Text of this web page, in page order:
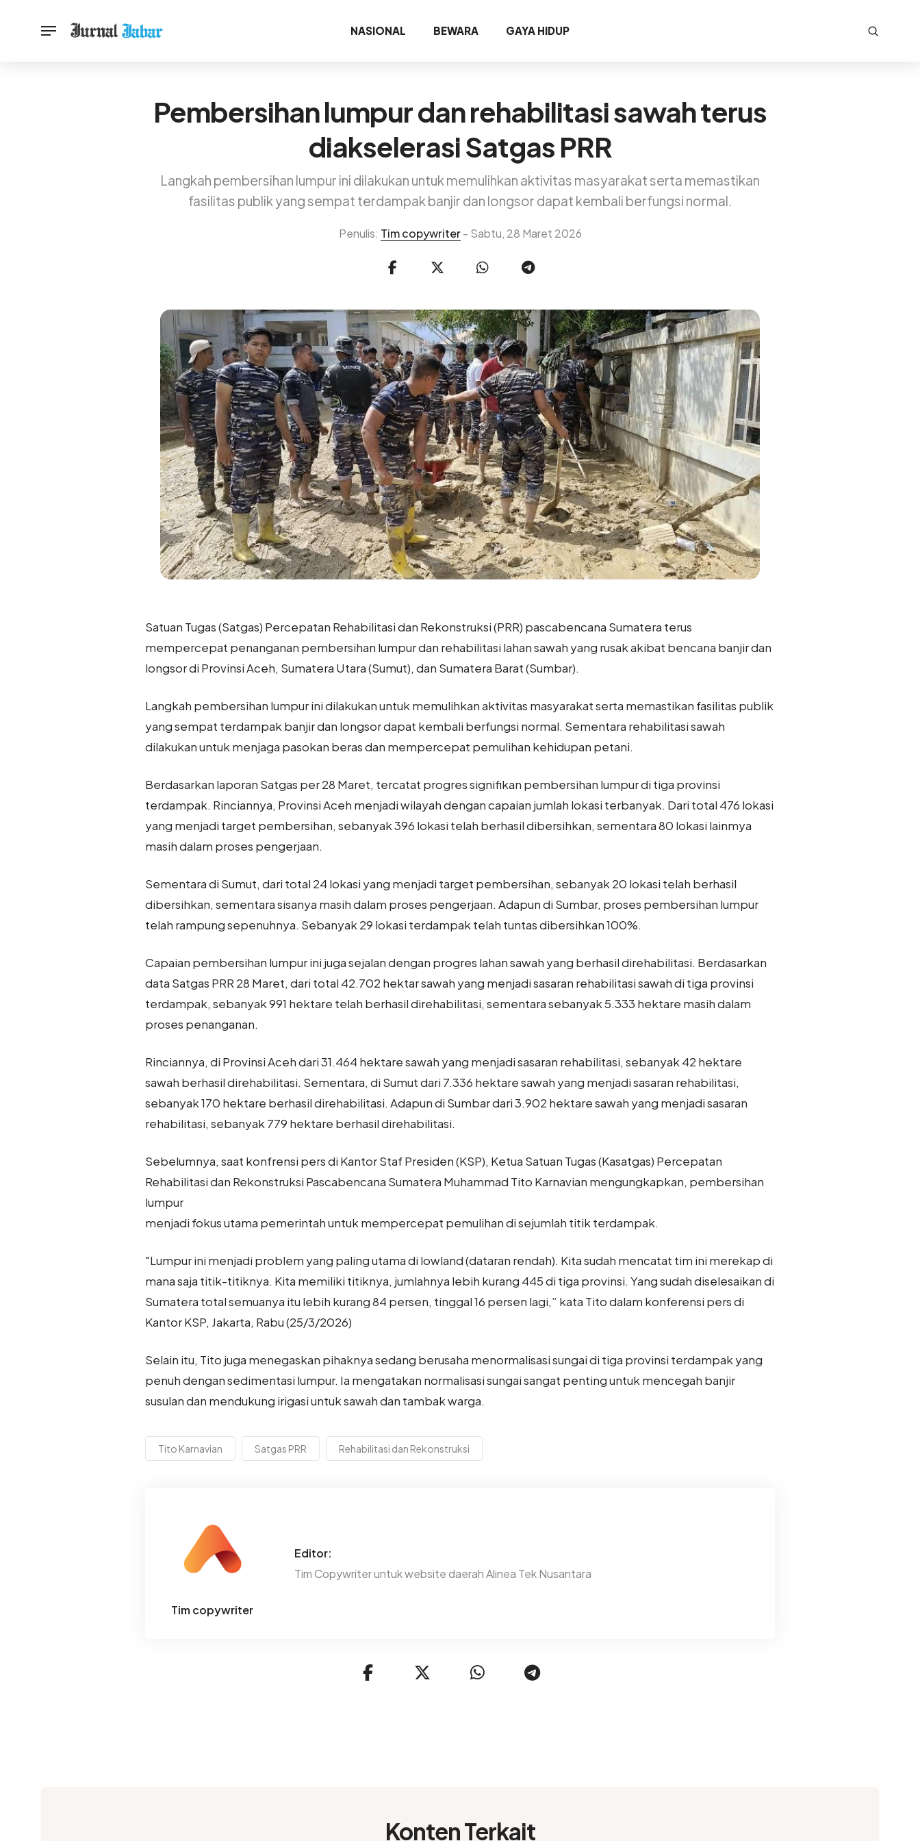
NASIONAL BEWARA GAYA HIDUP
Pembersihan lumpur dan rehabilitasi sawah terus
diakselerasi Satgas PRR
Langkah pembersihan lumpur ini dilakukan untuk memulihkan aktivitas masyarakat serta memastikan
fasilitas publik yang sempat terdampak banjir dan longsor dapat kembali berfungsi normal.
Penulis: Tim copywriter- Sabtu, 28 Maret 2026
Satuan Tugas (Satgas) Percepatan Rehabilitasi dan Rekonstruksi (PRR) pascabencana Sumatera terus
mempercepat penanganan pembersihan lumpur dan rehabilitasi lahan sawah yang rusak akibat bencana banjir dan
longsor di Provinsi Aceh, Sumatera Utara (Sumut), dan Sumatera Barat (Sumbar).
Langkah pembersihan lumpur ini dilakukan untuk memulihkan aktivitas masyarakat serta memastikan fasilitas publik
yang sempat terdampak banjir dan longsor dapat kembali berfungsi normal. Sementara rehabilitasi sawah
dilakukan untuk menjaga pasokan beras dan mempercepat pemulihan kehidupan petani.
Berdasarkan laporan Satgas per 28 Maret, tercatat progres signifikan pembersihan lumpur di tiga provinsi
terdampak. Rinciannya, Provinsi Aceh menjadi wilayah dengan capaian jumlah lokasi terbanyak. Dari total 476 lokasi
yang menjadi target pembersihan, sebanyak 396 lokasi telah berhasil dibersihkan, sementara 80 lokasi lainmya
masih dalam proses pengerjaan.
Sementara di Sumut, dari total 24 lokasi yang menjadi target pembersihan, sebanyak 20 lokasi telah berhasil
dibersihkan, sementara sisanya masih dalam proses pengerjaan. Adapun di Sumbar, proses pembersihan lumpur
telah rampung sepenuhnya. Sebanyak 29 lokasi terdampak telah tuntas dibersihkan 100%.
Capaian pembersihan lumpur ini juga sejalan dengan progres lahan sawah yang berhasil direhabilitasi. Berdasarkan
data Satgas PRR 28 Maret, dari total 42.702 hektar sawah yang menjadi sasaran rehabilitasi sawah di tiga provinsi
terdampak, sebanyak 991 hektare telah berhasil direhabilitasi, sementara sebanyak 5.333 hektare masih dalam
proses penanganan.
Rinciannya, di Provinsi Aceh dari 31.464 hektare sawah yang menjadi sasaran rehabilitasi, sebanyak 42 hektare
sawah berhasil direhabilitasi. Sementara, di Sumut dari 7.336 hektare sawah yang menjadi sasaran rehabilitasi,
sebanyak 170 hektare berhasil direhabilitasi. Adapun di Sumbar dari 3.902 hektare sawah yang menjadi sasaran
rehabilitasi, sebanyak 779 hektare berhasil direhabilitasi.
Sebelumnya, saat konfrensi pers di Kantor Staf Presiden (KSP), Ketua Satuan Tugas (Kasatgas) Percepatan
Rehabilitasi dan Rekonstruksi Pascabencana Sumatera Muhammad Tito Karnavian mengungkapkan, pembersihan
lumpur
menjadi fokus utama pemerintah untuk mempercepat pemulihan di sejumlah titik terdampak.
"Lumpur ini menjadi problem yang paling utama di lowland (dataran rendah). Kita sudah mencatat tim ini merekap di
mana saja titik-titiknya. Kita memiliki titiknya, jumlahnya lebih kurang 445 di tiga provinsi. Yang sudah diselesaikan di
Sumatera total semuanya itu lebih kurang 84 persen, tinggal 16 persen lagi,” kata Tito dalam konferensi pers di
Kantor KSP, Jakarta, Rabu (25/3/2026)
Selain itu, Tito juga menegaskan pihaknya sedang berusaha menormalisasi sungai di tiga provinsi terdampak yang
penuh dengan sedimentasi lumpur. Ia mengatakan normalisasi sungai sangat penting untuk mencegah banjir
susulan dan mendukung irigasi untuk sawah dan tambak warga.
Tito Karnavian Satgas PRR Rehabilitasi dan Rekonstruksi
Tim copywriter
Editor:
Tim Copywriter untuk website daerah Alinea Tek Nusantara
Konten Terkait